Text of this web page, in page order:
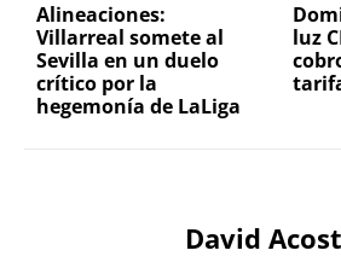
Alineaciones:
Villarreal somete al
Sevilla en un duelo
crítico por la
hegemonía de LaLiga
luz
David